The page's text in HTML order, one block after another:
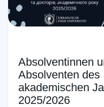
Absolventinnen
Absolventen des
akademischen
2025/2026